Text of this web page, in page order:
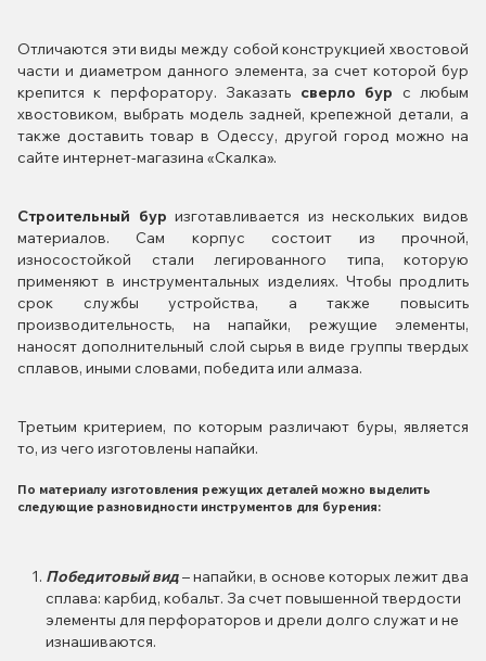
Отличаются эти виды между собой конструкцией хвостовой
части и диаметром данного элемента, за счет которой бур
крепится к перфоратору. Заказать сверло бур с любым
хвостовиком, выбрать модель задней, крепежной детали, а
также доставить товар в Одессу, другой город можно на
сайте интернет-магазина «Скалка».
Строительный бур изготавливается из нескольких видов
материалов. Сам корпус состоит из прочной,
износостойкой стали легированного типа, которую
применяют в инструментальных изделиях. Чтобы продлить
срок службы устройства, а также повысить
производительность, на напайки, режущие элементы,
наносят дополнительный слой сырья в виде группы твердых
сплавов, иными словами, победита или алмаза.
Третьим критерием, по которым различают буры, является
то, из чего изготовлены напайки.
По материалу изготовления режущих деталей можно выделить
следующие разновидности инструментов для бурения:
Победитовый вид– напайки, в основе которых лежит два
сплава: карбид, кобальт. За счет повышенной твердости
элементы для перфораторов и дрели долго служат и не
изнашиваются.